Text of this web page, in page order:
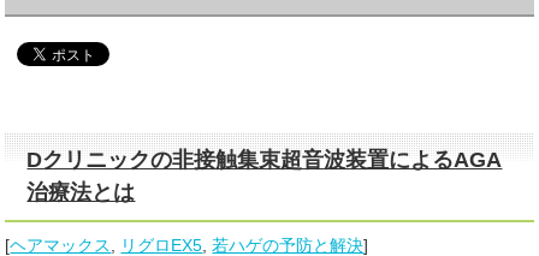
Dクリニックの非接触集束超音波装置によるAGA
治療法とは
[ヘアマックス リグロEX5 ,若ハゲの予防と解決]